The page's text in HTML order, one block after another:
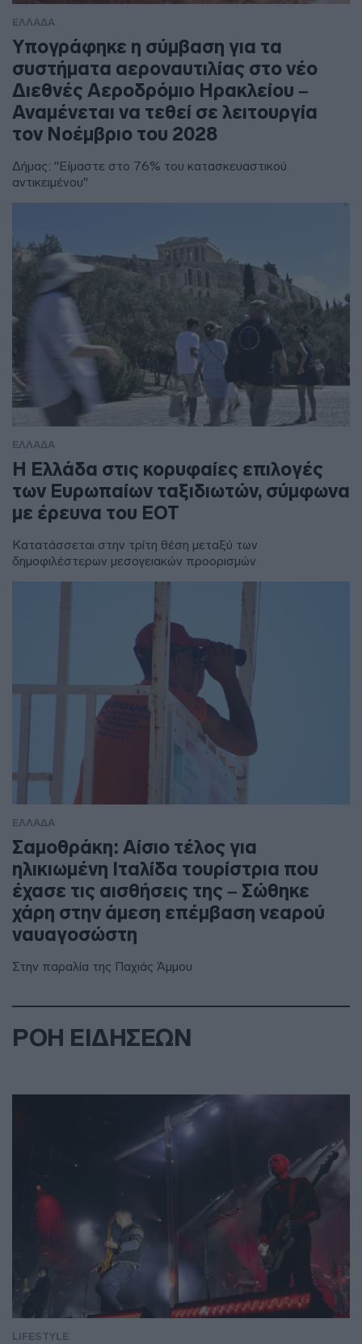
ΕΛΛΑΔΑ
Υπογράφηκε η σύμβαση για τα
συστήματα αεροναυτιλίας στο νέο
Διεθνές Αεροδρόμιο Ηρακλείου –
Αναμένεται να τεθεί σε λειτουργία
τον Νοέμβριο του 2028
Δήμας: "Είμαστε στο 76% του κατασκευαστικού
αντικειμένου"
ΕΛΛΑΔΑ
Η Ελλάδα στις κορυφαίες επιλογές
των Ευρωπαίων ταξιδιωτών, σύμφωνα
με έρευνα του ΕΟΤ
Κατατάσσεται στην τρίτη θέση μεταξύ των
δημοφιλέστερων μεσογειακών προορισμών
ΕΛΛΑΔΑ
Σαμοθράκη: Αίσιο τέλος για
ηλικιωμένη Ιταλίδα τουρίστρια που
έχασε τις αισθήσεις της – Σώθηκε
χάρη στην άμεση επέμβαση νεαρού
ναυαγοσώστη
Στην παραλία της Παχιάς Άμμου
ΡΟΗ ΕΙΔΗΣΕΩΝ
LIFESTYLE